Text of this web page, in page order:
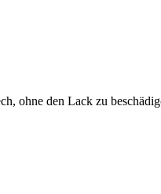
ohne den Lack zu